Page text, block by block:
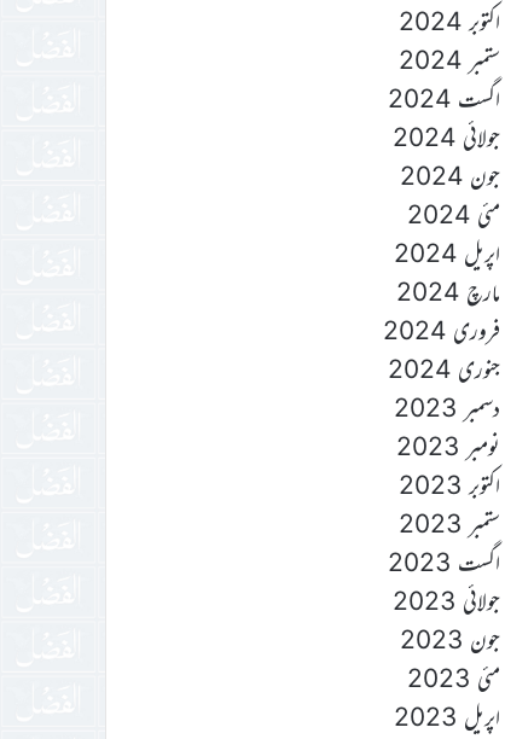
اکتوبر 2024
ستمبر 2024
اگست 2024
جولائی 2024
جون 2024
مئی 2024
اپریل 2024
مارچ 2024
فروری 2024
جنوری 2024
دسمبر 2023
نومبر 2023
اکتوبر 2023
ستمبر 2023
اگست 2023
جولائی 2023
جون 2023
مئی 2023
اپریل 2023